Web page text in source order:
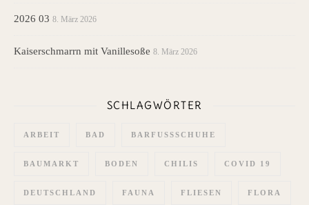
2026 03 8. März 2026
Kaiserschmarrn mit Vanillesoße 8. März 2026
SCHLAGWÖRTER
ARBEIT BAD BARFUSSSCHUHE
BAUMARKT BODEN CHILIS COVID 19
DEUTSCHLAND FAUNA FLIESEN FLORA